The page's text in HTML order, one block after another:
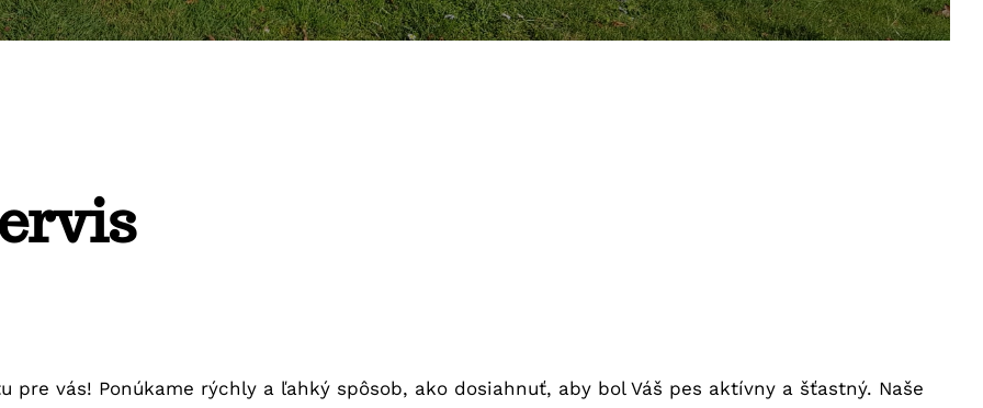
pre vás! Ponúkame rýchly a ľahký spôsob, ako dosiahnuť, aby bol Váš pes aktívny a šťastný. Naše